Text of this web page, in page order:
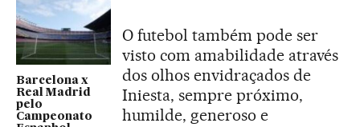
Barcelona x
Real Madrid
pelo
Campeonato
O futebol também pode ser
visto com amabilidade através
dos olhos envidraçados de
Iniesta, sempre próximo,
humilde, generoso e